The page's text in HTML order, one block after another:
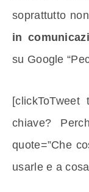
soprattutto
in
su Google
chiave?
quote=”Che
usarle e a